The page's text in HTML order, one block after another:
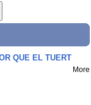
QUE EL TUERT
More